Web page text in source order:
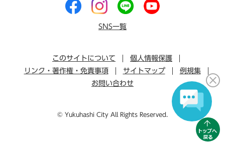
SNS一覧
このサイトについて
個人情報保護
リンク・著作権・免責事項
サイトマップ
例規集
お問い合わせ
© Yukuhashi City All Rights Reserved.